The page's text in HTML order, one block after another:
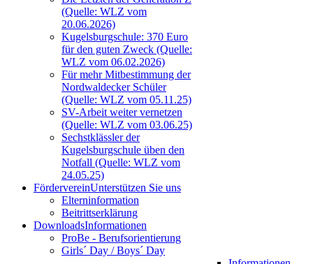
(Quelle: WLZ vom
20.06.2026)
Kugelsburgschule: 370 Euro
für den guten Zweck (Quelle:
WLZ vom 06.02.2026)
Für mehr Mitbestimmung der
Nordwaldecker Schüler
(Quelle: WLZ vom 05.11.25)
SV-Arbeit weiter vernetzen
(Quelle: WLZ vom 03.06.25)
Sechstklässler der
Kugelsburgschule üben den
Notfall (Quelle: WLZ vom
24.05.25)
FördervereinUnterstützen Sie uns
Elterninformation
Beitrittserklärung
DownloadsInformationen
ProBe - Berufsorientierung
Girls´ Day / Boys´ Day